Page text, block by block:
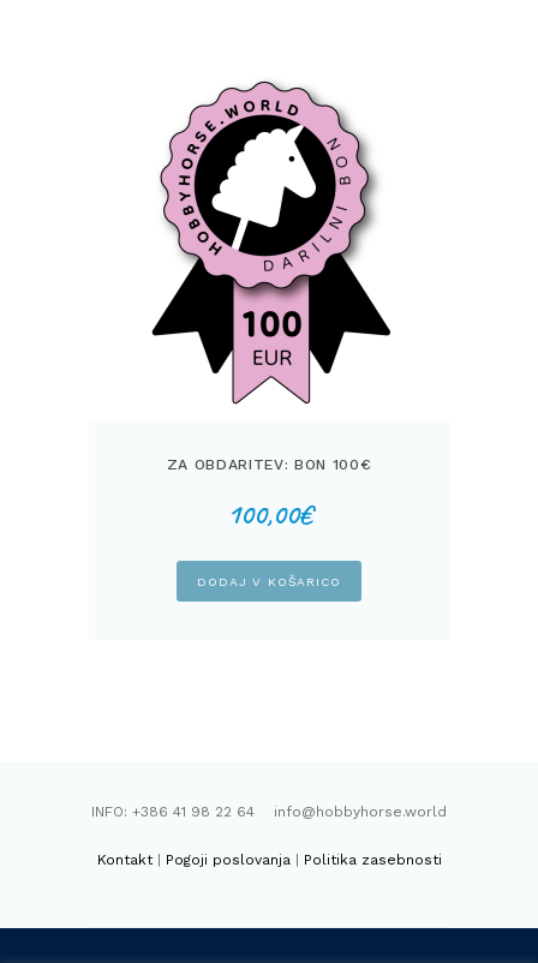
ZA OBDARITEV: BON 100€
100,00€
DODAJ V KOŠARICO
INFO: +386 41 98 22 64 info@hobbyhorse.world
Kontakt| Pogoji poslovanja | Politika zasebnosti